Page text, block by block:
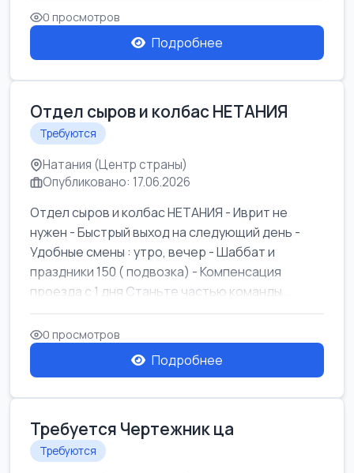
0 просмотров
Подробнее
Отдел сыров и колбас НЕТАНИЯ
Требуются
Натания (Центр страны)
Опубликовано: 17.06.2026
Отдел сыров и колбас НЕТАНИЯ - Иврит не
нужен - Быстрый выход на следующий день -
Удобные смены : утро, вечер - Шаббат и
праздники 150 ( подвозка) - Компенсация
проезда с 1 дня Станьте частью команды ...
0 просмотров
Подробнее
Требуется Чертежник ца
Требуются